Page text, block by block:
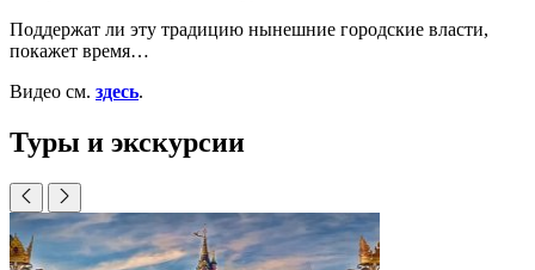
Поддержат ли эту традицию нынешние городские власти,
покажет время…
Видео см. здесь.
Туры и экскурсии